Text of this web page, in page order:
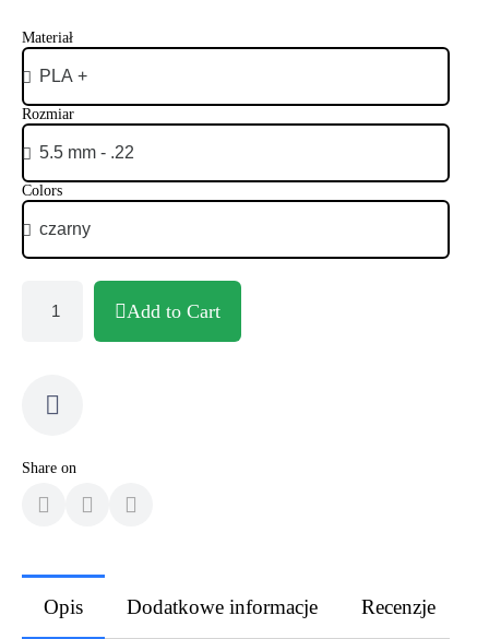
Materiał
Rozmiar
Colors
Add to Cart
Share on
Opis Dodatkowe informacje Recenzje